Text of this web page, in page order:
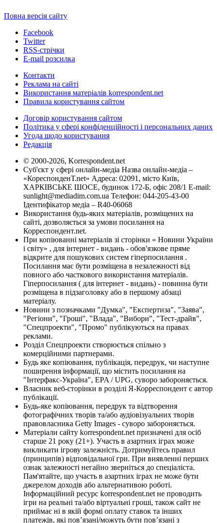
Повна версія сайту
Facebook
Twitter
RSS-стрічки
E-mail розсилка
Контакти
Реклама на сайті
Використання матеріалів korrespondent.net
Правила користування сайтом
Договір користування сайтом
Політика у сфері конфіденційності і персональних даних
Угода щодо користування
Редакція
© 2000-2026, Korrespondent.net
Суб'єкт у сфері онлайн-медіа Назва онлайн-медіа –
«КореспонденТ.net» Адреса: 02091, місто Київ,
ХАРКІВСЬКЕ ШОСЕ, будинок 172-Б, офіс 208/1 E-mail:
sunlight@mediadim.com.ua Телефон: 044-205-43-00
Ідентифікатор медіа – R40-06068
Використання будь-яких матеріалів, розміщених на
сайті, дозволяється за умови посилання на
Корреспондент.net.
При копіюванні матеріалів зі сторінки « Новини України
і світу» , для інтернет - видань - обов'язкове пряме
відкрите для пошукових систем гіперпосилання .
Посилання має бути розміщена в незалежності від
повного або часткового використання матеріалів.
Гіперпосилання ( для інтернет - видань) - повинна бути
розміщена в підзаголовку або в першому абзаці
матеріалу.
Новини з позначками "Думка", "Експертиза", "Заява",
"Регіони", "Гроші", "Влада", "Вибори", "Тест-драйв",
"Спецпроекти", "Промо" публікуються на правах
реклами.
Розділ Спецпроекти створюється спільно з
комерційними партнерами.
Будь яке копіювання, публікація, передрук, чи наступне
поширення інформації, що містить посилання на
"Інтерфакс-Україна", EPA / UPG, суворо забороняється.
Власник веб-сторінки в розділі Я-Корреспондент є автор
публікації.
Будь-яке копіювання, передрук та відтворення
фотографічних творів та/або аудіовізуальних творів
правовласника Getty Images - суворо забороняється.
Матеріали сайту korrespondent.net призначені для осіб
старше 21 року (21+). Участь в азартних іграх може
викликати ігрову залежність. Дотримуйтесь правил
(принципів) відповідальної гри. При виявленні перших
ознак залежності негайно зверніться до спеціаліста.
Пам'ятайте, що участь в азартних іграх не може бути
джерелом доходів або альтернативою роботі.
Інформаційний ресурс korrespondent.net не проводить
ігри на реальні та/або віртуальні гроші, також сайт не
приймає ні в якій формі оплату ставок та інших
платежів, які пов’язані/можуть бути пов’язані з